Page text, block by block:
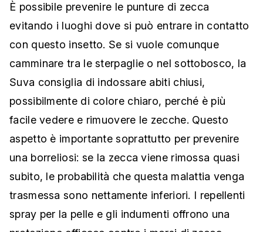
È possibile prevenire le punture di zecca
evitando i luoghi dove si può entrare in contatto
con questo insetto. Se si vuole comunque
camminare tra le sterpaglie o nel sottobosco, la
Suva consiglia di indossare abiti chiusi,
possibilmente di colore chiaro, perché è più
facile vedere e rimuovere le zecche. Questo
aspetto è importante soprattutto per prevenire
una borreliosi: se la zecca viene rimossa quasi
subito, le probabilità che questa malattia venga
trasmessa sono nettamente inferiori. I repellenti
spray per la pelle e gli indumenti offrono una